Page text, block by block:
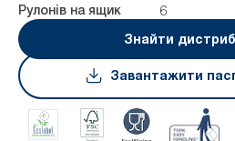
Рулонів на ящик
6
Знайти
Завантажити